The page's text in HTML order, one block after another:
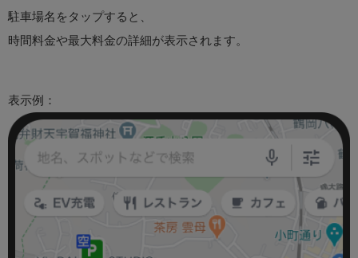
駐車場名をタップすると、
時間料金や最大料金の詳細が表示されます。
表示例：